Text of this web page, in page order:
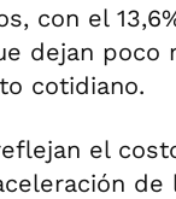
con el
dejan poco
cotidiano.
el